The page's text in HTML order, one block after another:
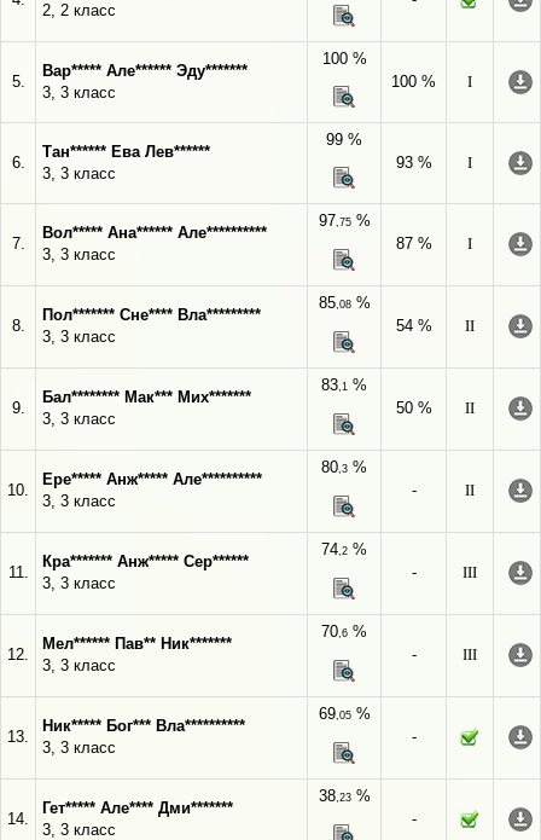
2, 2 класс
5.
Вар***** Але****** Эду*******
3, 3 класс
100 %
100 %
I
6.
Тан****** Ева Лев******
3, 3 класс
99 %
93 %
I
7.
Вол***** Ана****** Але**********
3, 3 класс
97,75%
87 %
I
8.
Пол******* Сне**** Вла*********
3, 3 класс
85,08%
54 %
II
9.
Бал******** Мак*** Мих*******
3, 3 класс
83,1 %
50 %
II
10.
Ере***** Анж***** Але**********
3, 3 класс
80,3 %
-
II
11.
Кра******* Анж***** Сер******
3, 3 класс
74,2 %
-
III
12.
Мел****** Пав** Ник*******
3, 3 класс
70,6 %
-
III
13.
Ник***** Бог*** Вла**********
3, 3 класс
69,05%
-
14.
Гет***** Але**** Дми*******
3, 3 класс
38,23%
-